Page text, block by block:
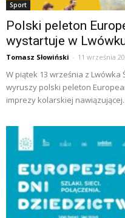
Sport
Polski peleton
wystartuje w
Tomasz Słowiński - 11 września
W piątek 13 września z
wyruszy polski peleton
imprezy kolarskiej